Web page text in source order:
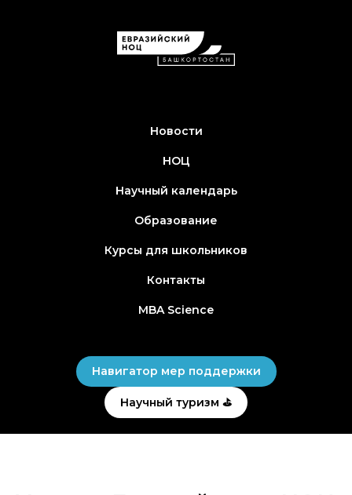
Новости
НОЦ
Научный календарь
Образование
Курсы для школьников
Контакты
MBA Science
Навигатор мер поддержки
Научный туризм ⛳